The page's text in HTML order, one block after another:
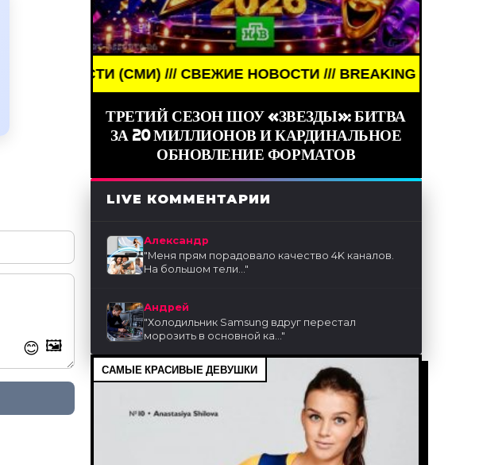
😊 🖼️
(СМИ) /// СВЕЖИЕ НОВОСТИ /// BREAKING NEWS ///
ТРЕТИЙ СЕЗОН ШОУ «ЗВЕЗДЫ»: БИТВА
ЗА 20 МИЛЛИОНОВ И КАРДИНАЛЬНОЕ
ОБНОВЛЕНИЕ ФОРМАТОВ
LIVE КОММЕНТАРИИ
Александр
"Меня прям порадовало качество 4K каналов.
На большом тели..."
Андрей
"Холодильник Samsung вдруг перестал
морозить в основной ка..."
САМЫЕ КРАСИВЫЕ ДЕВУШКИ